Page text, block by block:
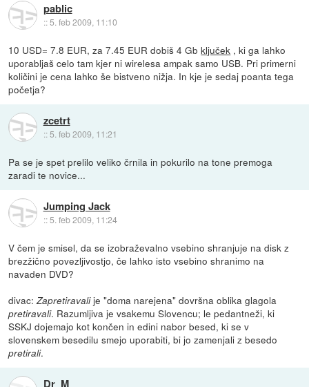
pablic
::5. feb 2009, 11:10
10 USD= 7.8 EUR, za 7.45 EUR dobiš 4 Gbključek , ki ga lahko
uporabljaš celo tam kjer ni wirelesa ampak samo USB. Pri primerni
količini je cena lahko še bistveno nižja. In kje je sedaj poanta tega
početja?
zcetrt
:: 5. feb 2009, 11:21
Pa se je spet prelilo veliko črnila in pokurilo na tone premoga
zaradi te novice...
Jumping Jack
::5. feb 2009, 11:24
V čem je smisel, da se izobraževalno vsebino shranjuje na disk z
brezžično povezljivostjo, če lahko isto vsebino shranimo na
navaden DVD?
divac:Zapretiravalije "doma narejena" dovršna oblika glagola
pretiravali. Razumljiva je vsakemu Slovencu; le pedantneži, ki
SSKJ dojemajo kot končen in edini nabor besed, ki se v
slovenskem besedilu smejo uporabiti, bi jo zamenjali z besedo
pretirali.
Dr_M